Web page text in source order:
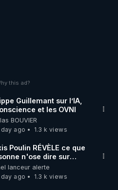
this ad?
Guillemant sur l’IA,
et les OVNI
BOUVIER
ago
1.3 k views
Poulin RÉVÈLE ce que
n'ose dire sur
européenne (C'est
lanceur alerte
ago
1.3 k views